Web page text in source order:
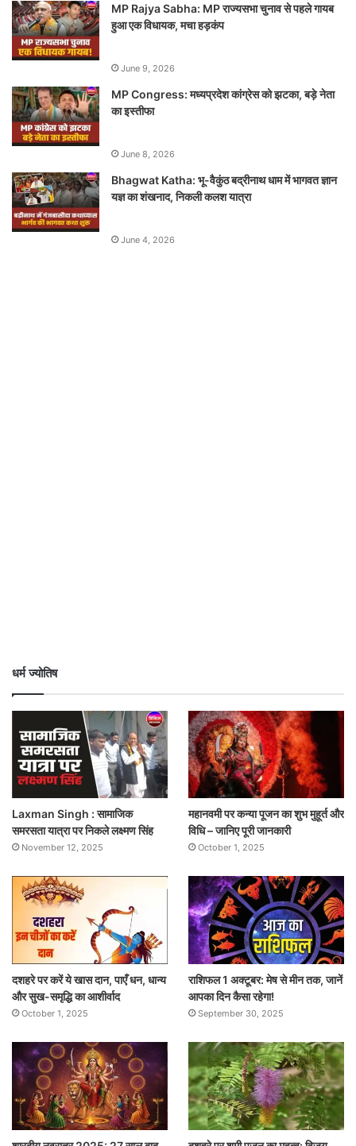
MP Rajya Sabha: MP राज्यसभा चुनाव से पहले गायब
हुआ एक विधायक, मचा हड़कंप
June 9, 2026
MP Congress: मध्यप्रदेश कांग्रेस को झटका, बड़े नेता
का इस्तीफा
June 8, 2026
Bhagwat Katha: भू-वैकुंठ बद्रीनाथ धाम में भागवत ज्ञान
यज्ञ का शंखनाद, निकली कलश यात्रा
June 4, 2026
धर्म ज्योतिष
Laxman Singh : सामाजिक
समरसता यात्रा पर निकले लक्ष्मण सिंह
November 12, 2025
महानवमी पर कन्या पूजन का शुभ मुहूर्त और
विधि – जानिए पूरी जानकारी
October 1, 2025
दशहरे पर करें ये खास दान, पाएँ धन, धान्य
और सुख-समृद्धि का आशीर्वाद
October 1, 2025
राशिफल 1 अक्टूबर: मेष से मीन तक, जानें
आपका दिन कैसा रहेगा!
September 30, 2025